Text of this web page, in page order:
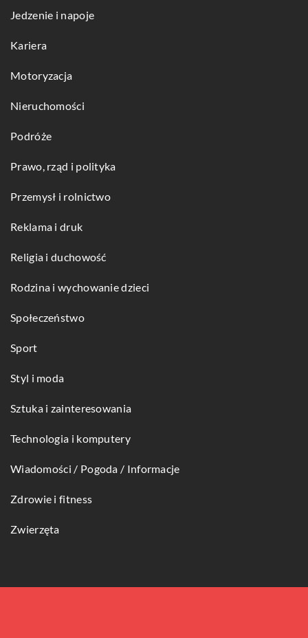
Jedzenie i napoje
Kariera
Motoryzacja
Nieruchomości
Podróże
Prawo, rząd i polityka
Przemysł i rolnictwo
Reklama i druk
Religia i duchowość
Rodzina i wychowanie dzieci
Społeczeństwo
Sport
Styl i moda
Sztuka i zainteresowania
Technologia i komputery
Wiadomości / Pogoda / Informacje
Zdrowie i fitness
Zwierzęta